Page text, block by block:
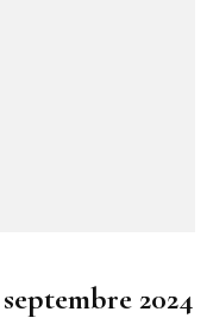
2024